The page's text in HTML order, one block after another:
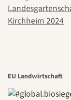
EU Landwirtschaft